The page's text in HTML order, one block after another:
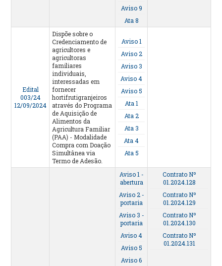
Aviso 9
Ata 8
Edital
003/24
12/09/2024
Dispõe sobre o
Credenciamento de
agricultores e
agricultoras
familiares
individuais,
interessadas em
fornecer
hortifrutigranjeiros
através do Programa
de Aquisição de
Alimentos da
Agricultura Familiar
(PAA) - Modalidade
Compra com Doação
Simultânea via
Termo de Adesão.
Aviso 1
Aviso 2
Aviso 3
Aviso 4
Aviso 5
Ata 1
Ata 2
Ata 3
Ata 4
Ata 5
Aviso 1 -
abertura
Aviso 2 -
portaria
Aviso 3 -
portaria
Aviso 4
Aviso 5
Aviso 6
Contrato Nº
01.2024.128
Contrato Nº
01.2024.129
Contrato Nº
01.2024.130
Contrato Nº
01.2024.131